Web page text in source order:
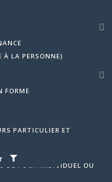
À LA PERSONNE)
FORME
PARTICULIER ET
DE YOGA INDIVIDUEL OU